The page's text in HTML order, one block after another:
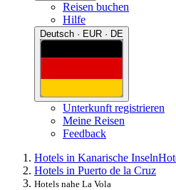
Reisen buchen
Hilfe
Deutsch · EUR · DE
Unterkunft registrieren
Meine Reisen
Feedback
Hotels in Kanarische Inseln
Hotels in Puerto de la Cruz
Hotels nahe La Vola